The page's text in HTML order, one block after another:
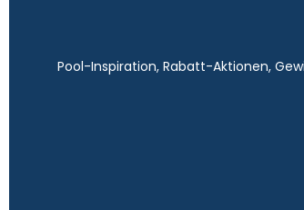
Pool-Inspiration, Rabatt-Aktionen,